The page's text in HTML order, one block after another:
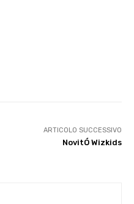
ARTICOLO SUCCESSIVO
NovitÓ Wizkids